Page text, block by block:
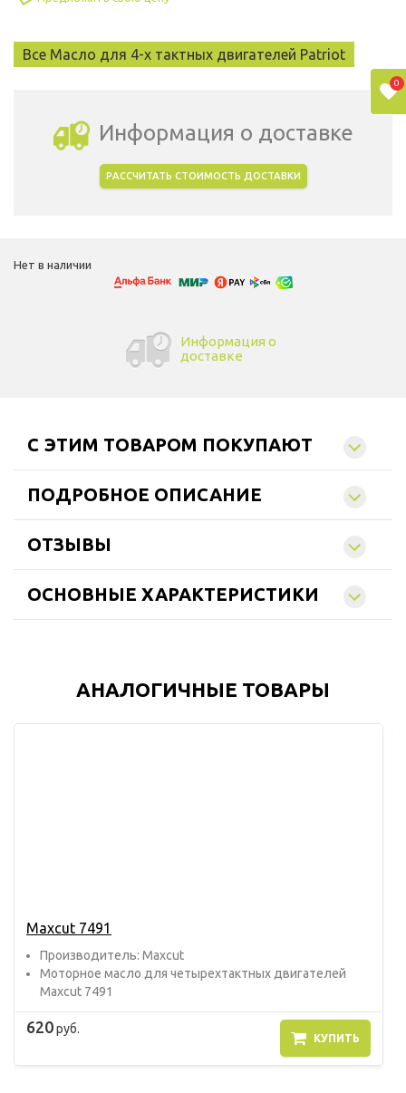
Все Масло для 4-х тактных двигателей Patriot
Информация о доставке
РАССЧИТАТЬ СТОИМОСТЬ ДОСТАВКИ
Нет в наличии
Информация о
доставке
C ЭТИМ ТОВАРОМ ПОКУПАЮТ
ПОДРОБНОЕ ОПИСАНИЕ
ОТЗЫВЫ
ОСНОВНЫЕ ХАРАКТЕРИСТИКИ
АНАЛОГИЧНЫЕ ТОВАРЫ
Maxcut 7491
Прoизвoдитель: Maxcut
Моторное масло для четырехтактных двигателей
Maxcut 7491
620руб.
КУПИТЬ
0